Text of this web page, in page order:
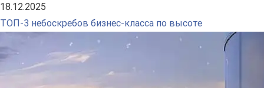
18.12.2025
ТОП-3 небоскребов бизнес-класса по высоте